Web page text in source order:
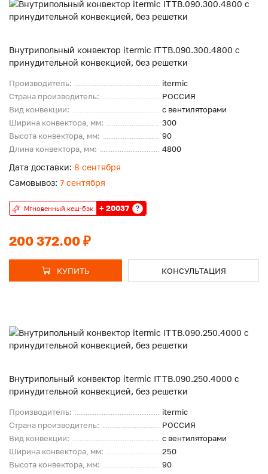
Внутрипольный конвектор itermic ITTB.090.300.4800 с
принудительной конвекцией, без решетки
Производитель:
itermic
Страна производитель:
РОССИЯ
Вид конвекции:
с вентиляторами
Ширина конвектора, мм:
300
Высота конвектора, мм:
90
Длина конвектора, мм:
4800
200 372.00 ₽
Дата доставки: 8 сентября
Самовывоз: 7 сентября
Мгновенный кеш-бэк + 20037 ?
КУПИТЬ КОНСУЛЬТАЦИЯ
Внутрипольный конвектор itermic ITTB.090.250.4000 с
принудительной конвекцией, без решетки
Производитель:
itermic
Страна производитель:
РОССИЯ
Вид конвекции:
с вентиляторами
Ширина конвектора, мм:
250
Высота конвектора, мм:
90